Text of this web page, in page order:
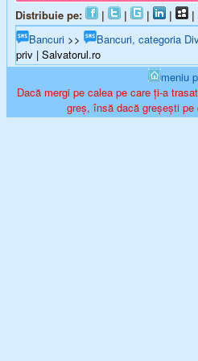
Distribuie pe:
| | | |
|
Bancuri >> Bancuri, categoria
priv | Salvatorul.ro
meniu
Dacă mergi pe calea pe care ți-a
greș, însă dacă greșești